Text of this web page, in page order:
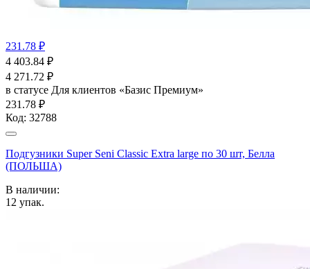
231.78 ₽
4 403.84 ₽
4 271.72 ₽
в статусе Для клиентов «Базис Премиум»
231.78 ₽
Код: 32788
Подгузники Super Seni Classic Extra large по 30 шт, Белла
(ПОЛЬША)
В наличии:
12 упак.